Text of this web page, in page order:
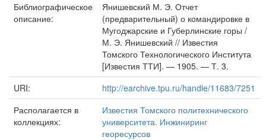
Библиографическое
описание:
Янишевский М. Э. Отчет
(предварительный) о командировке в
Мугоджарские и Губерлинские горы /
М. Э. Янишевский // Известия
Томского Технологического Института
[Известия ТТИ]. — 1905. — Т. 3.
URI:
http://earchive.tpu.ru/handle/11683/7251
Располагается в
коллекциях:
Известия Томского политехнического
университета. Инжиниринг
георесурсов